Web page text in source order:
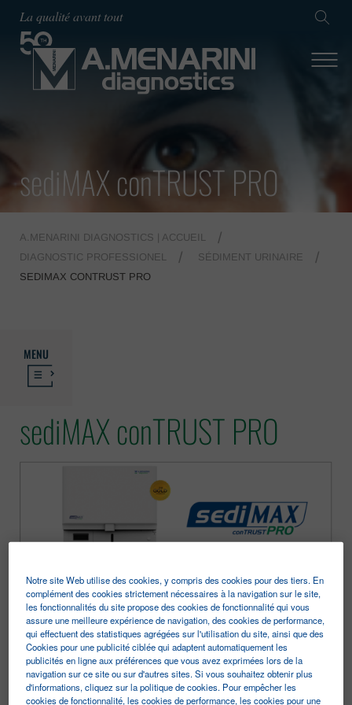
La qualité avant tout
sediMAX conTRUST PRO
A.MENARINI DIAGNOSTICS | ACCUEIL
DIAGNOSTIC PROFESSIONEL
SÉDIMENT URINAIRE
SEDIMAX CONTRUST PRO
MENU
sediMAX conTRUST PRO
Caractéristiques
Spécifications techniques
Bibliothèque documentaire
Notre site Web utilise des cookies, y compris des cookies pour des tiers. En
complément des cookies strictement nécessaires à la navigation sur le site,
les fonctionnalités du site propose des cookies de fonctionnalité qui vous
assure une meilleure expérience de navigation, des cookies de performance,
qui effectuent des statistiques agrégées sur l'utilisation du site, ainsi que des
Cookies pour une publicité ciblée qui adaptent automatiquement les
publicités en ligne aux préférences que vous avez exprimées lors de la
navigation sur ce site ou sur d'autres sites. Si vous souhaitez obtenir plus
d'informations, cliquez sur la politique de cookies. Pour empêcher les
cookies de fonctionnalité, les cookies de performance, les cookies pour une